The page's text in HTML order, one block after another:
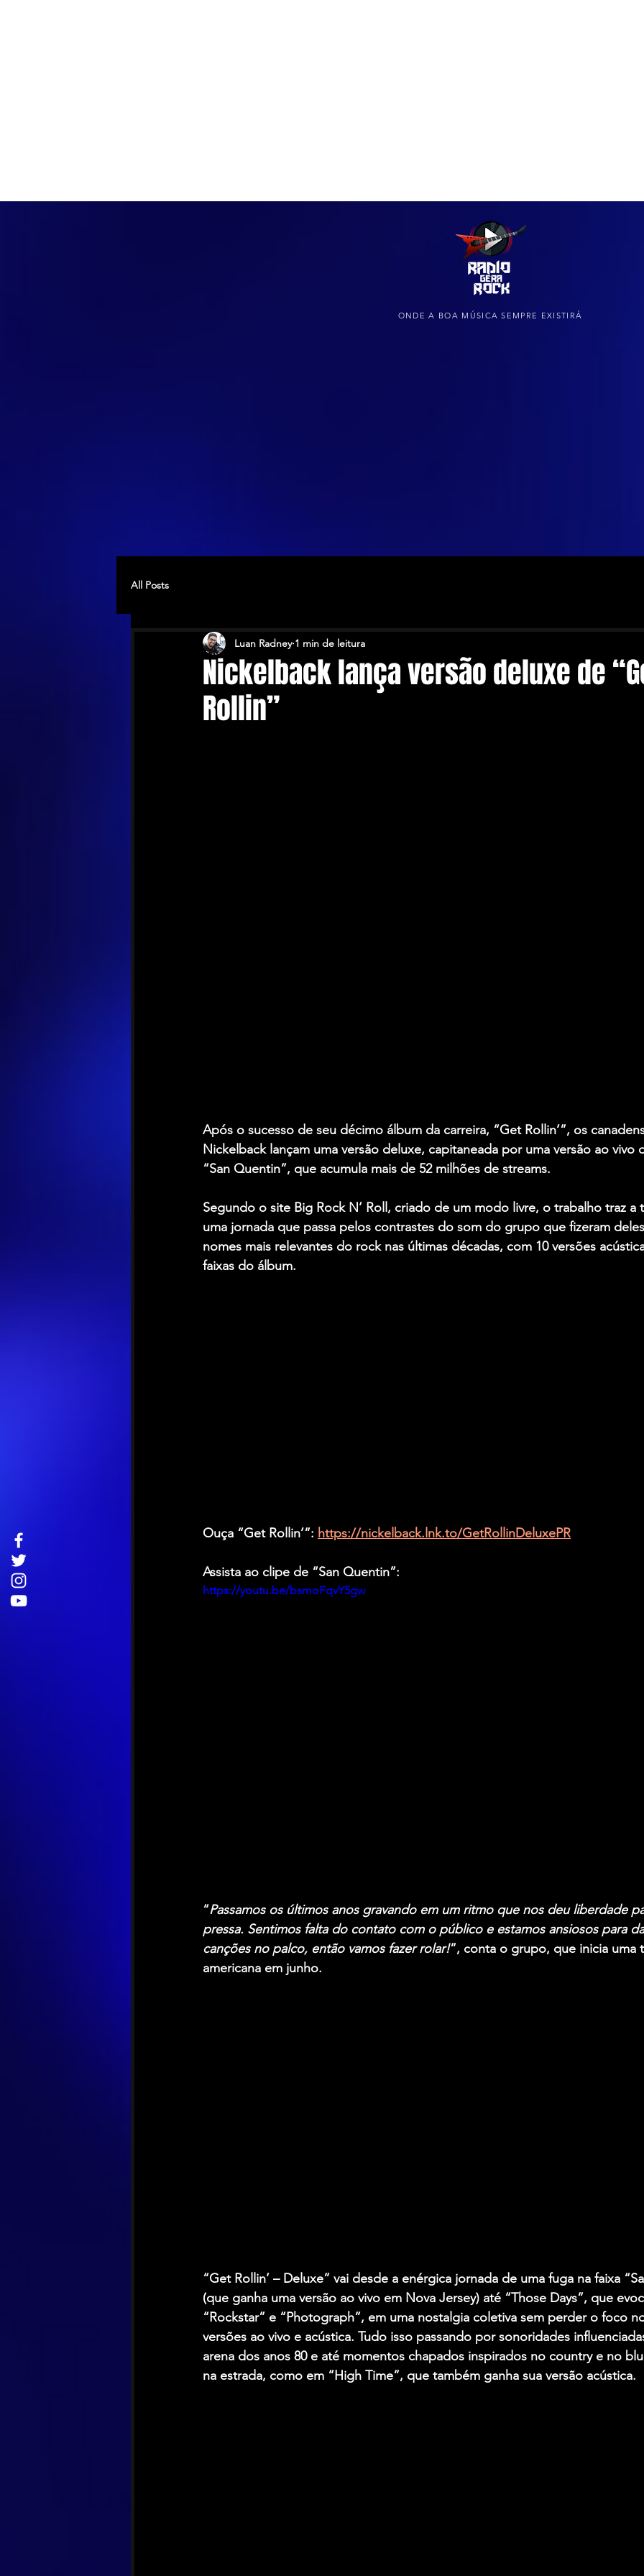
ONDE A BOA MÚSICA SEMPRE EXISTIRÁ
All Posts
Nickelback lança versão deluxe de
Rollin”
Luan Radney 1 min de leitura
Após o sucesso de seu décimo álbum da carreira, “Get Rollin’”, os
Nickelback lançam uma versão deluxe, capitaneada por uma versão ao vivo
“San Quentin”, que acumula mais de 52 milhões de streams.
Segundo o site Big Rock N’ Roll, criado de um modo livre, o trabalho traz
uma jornada que passa pelos contrastes do som do grupo que fizeram
nomes mais relevantes do rock nas últimas décadas, com 10 versões
faixas do álbum.
Ouça “Get Rollin’”: https://nickelback.lnk.to/GetRollinDeluxePR
Assista ao clipe de “San Quentin”:
https://youtu.be/bsmoFqvY5gw
“Passamos os últimos anos gravando em um ritmo que nos deu liberdade
pressa. Sentimos falta do contato com o público e estamos ansiosos para
canções no palco, então vamos fazer rolar!”, conta o grupo, que inicia uma
americana em junho.
“Get Rollin’ – Deluxe” vai desde a enérgica jornada de uma fuga na faixa
(que ganha uma versão ao vivo em Nova Jersey) até “Those Days”, que
“Rockstar” e “Photograph”, em uma nostalgia coletiva sem perder o foco
versões ao vivo e acústica. Tudo isso passando por sonoridades
arena dos anos 80 e até momentos chapados inspirados no country e no
na estrada, como em “High Time”, que também ganha sua versão acústica.